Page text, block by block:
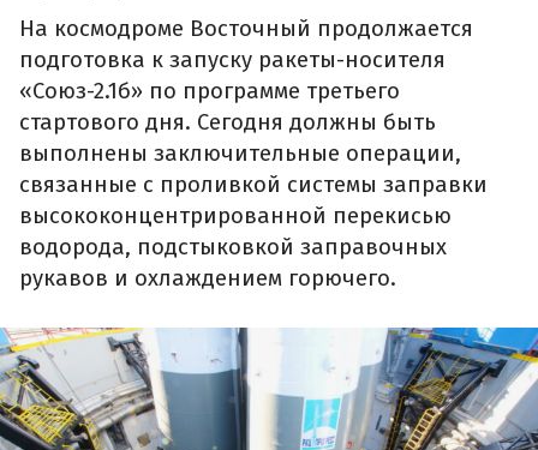
На космодроме Восточный продолжается
подготовка к запуску ракеты-носителя
«Союз-2.1б» по программе третьего
стартового дня. Сегодня должны быть
выполнены заключительные операции,
связанные с проливкой системы заправки
высококонцентрированной перекисью
водорода, подстыковкой заправочных
рукавов и охлаждением горючего.